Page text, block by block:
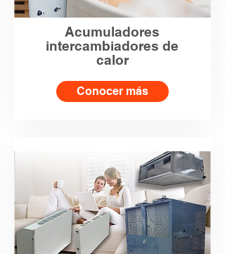
Acumuladores
intercambiadores de
calor
Conocer más